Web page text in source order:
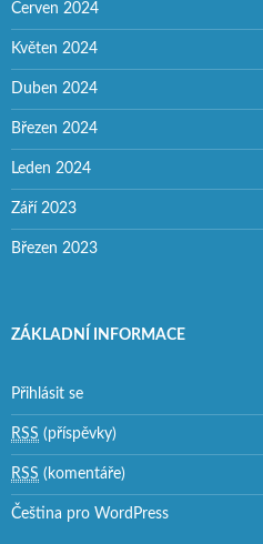
Červen 2024
Květen 2024
Duben 2024
Březen 2024
Leden 2024
Září 2023
Březen 2023
ZÁKLADNÍ INFORMACE
Přihlásit se
RSS (příspěvky)
RSS (komentáře)
Čeština pro WordPress